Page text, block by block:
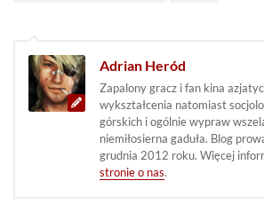
Adrian Heród
Zapalony gracz i fan kina
wykształcenia natomiast
górskich i ogólnie wypraw
niemiłosierna gaduła. Blog
grudnia 2012 roku. Więcej
stronie o nas.